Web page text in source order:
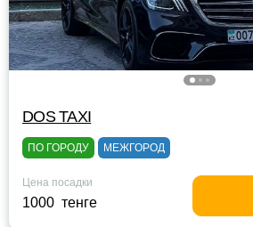
DOS TAXI
ПО ГОРОДУ МЕЖГОРОД
Цена посадки
1000 тенге